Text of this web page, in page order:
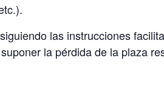
las instrucciones
la pérdida de la plaza